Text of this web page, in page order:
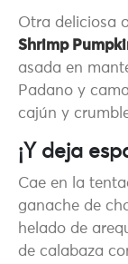
Otra deliciosa
Shrimp
asada en
Padano y
cajún y
¡Y deja
Cae en la
ganache de
helado de
de calabaza